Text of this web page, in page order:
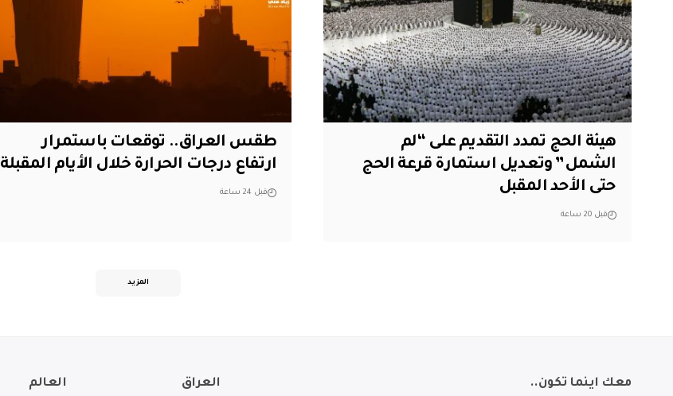
هيئة الحج تمدد التقديم على “لم
الشمل” وتعديل استمارة قرعة الحج
حتى الأحد المقبل
قبل 20 ساعة
طقس العراق.. توقعات باستمرار
ارتفاع درجات الحرارة خلال الأيام المقبلة
قبل 24 ساعة
المزيد
معك اينما تكون.. العراق العالم